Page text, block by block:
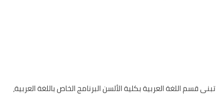
تبنى قسم اللغة العربية بكلية الألسن البرنامج الخاص باللغة العربية،